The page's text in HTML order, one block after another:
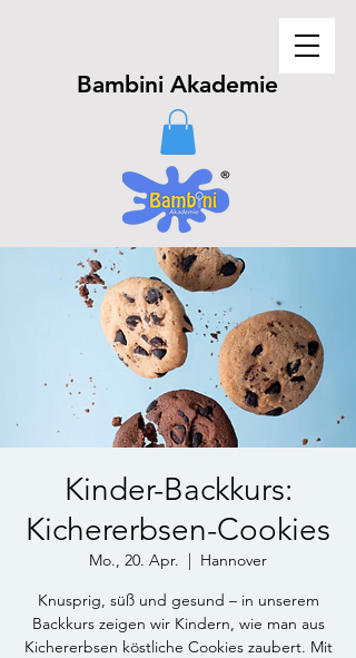
Bambini Akademie
Kinder-Backkurs:
Kichererbsen-Cookies
Mo., 20. Apr.
  |
Hannover
Knusprig, süß und gesund – in unserem
Backkurs zeigen wir Kindern, wie man aus
Kichererbsen köstliche Cookies zaubert. Mit